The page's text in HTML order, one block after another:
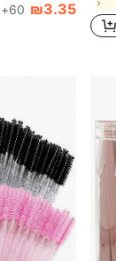
₪3.35 60+ נמכר